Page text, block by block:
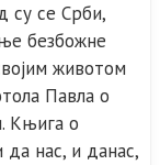
су се Срби,
безбожне
животом
Павла о
Књига о
нас, и данас,